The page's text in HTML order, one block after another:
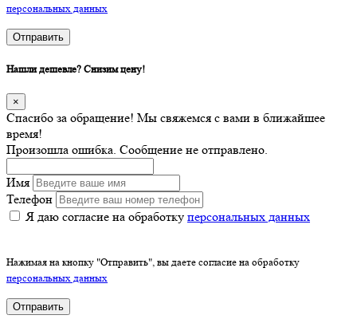
персональных данных
Отправить
Нашли дешевле? Снизим цену!
×
Спасибо за обращение! Мы свяжемся с вами в ближайшее
время!
Произошла ошибка. Сообщение не отправлено.
Имя
Телефон
Я даю согласие на обработку персональных данных
Нажимая на кнопку "Отправить", вы даете согласие на обработку
персональных данных
Отправить